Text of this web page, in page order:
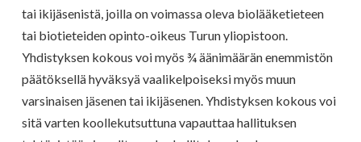
tai ikijäsenistä, joilla on voimassa oleva biolääketieteen
tai biotieteiden opinto-oikeus Turun yliopistoon.
Yhdistyksen kokous voi myös ¾ äänimäärän enemmistön
päätöksellä hyväksyä vaalikelpoiseksi myös muun
varsinaisen jäsenen tai ikijäsenen. Yhdistyksen kokous voi
sitä varten koollekutsuttuna vapauttaa hallituksen